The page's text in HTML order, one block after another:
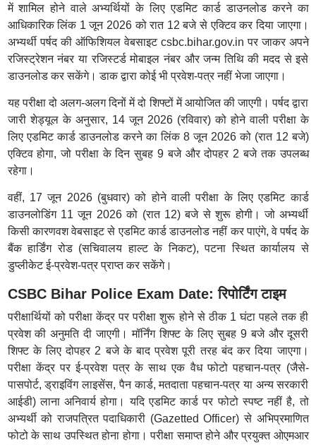
में शामिल होने वाले अभ्यर्थियों के लिए एडमिट कार्ड डाउनलोड करने का
आधिकारिक लिंक 1 जून 2026 को रात 12 बजे से एक्टिव कर दिया जाएगा।
अभ्यर्थी पर्षद की ऑफिशियल वेबसाइट csbc.bihar.gov.in पर जाकर अपने
रजिस्ट्रेशन नंबर या रजिस्टर्ड मोबाइल नंबर और जन्म तिथि की मदद से इसे
डाउनलोड कर सकेंगे। डाक द्वारा कोई भी प्रवेश-पत्र नहीं भेजा जाएगा।
यह परीक्षा दो अलग-अलग दिनों में दो शिफ्टों में आयोजित की जाएगी। पर्षद द्वारा
जारी शेड्यूल के अनुसार, 14 जून 2026 (रविवार) को होने वाली परीक्षा के
लिए एडमिट कार्ड डाउनलोड करने का लिंक 8 जून 2026 को (रात 12 बजे)
एक्टिव होगा, जो परीक्षा के दिन सुबह 9 बजे और दोपहर 2 बजे तक उपलब्ध
रहेगा।
वहीं, 17 जून 2026 (बुधवार) को होने वाली परीक्षा के लिए एडमिट कार्ड
डाउनलोडिंग 11 जून 2026 को (रात 12) बजे से शुरू होगी। जो अभ्यर्थी
किसी कारणवश वेबसाइट से एडमिट कार्ड डाउनलोड नहीं कर पाएंगे, वे पर्षद के
बैंक हार्डिंग रोड (सचिवालय हाल्ट के निकट), पटना स्थित कार्यालय से
डुप्लीकेट ई-प्रवेश-पत्र प्राप्त कर सकेंगे।
CSBC Bihar Police Exam Date: रिपोर्टिंग टाइम
परीक्षार्थियों को परीक्षा केंद्र पर परीक्षा शुरू होने से ठीक 1 घंटा पहले तक ही
प्रवेश की अनुमति दी जाएगी। मॉर्निंग शिफ्ट के लिए सुबह 9 बजे और दूसरी
शिफ्ट के लिए दोपहर 2 बजे के बाद प्रवेश पूरी तरह बंद कर दिया जाएगा।
परीक्षा केंद्र पर ई-प्रवेश पत्र के साथ एक वैध फोटो पहचान-पत्र (जैसे-
पासपोर्ट, ड्राइविंग लाइसेंस, पैन कार्ड, मतदाता पहचान-पत्र या अन्य सरकारी
आईडी) लाना अनिवार्य होगा। यदि एडमिट कार्ड पर फोटो स्पष्ट नहीं है, तो
अभ्यर्थी को राजपत्रित पदाधिकारी (Gazetted Officer) से अभिप्रमाणित
फोटो के साथ उपस्थित होना होगा। परीक्षा समाप्त होने और प्रयुक्त ओएमआर